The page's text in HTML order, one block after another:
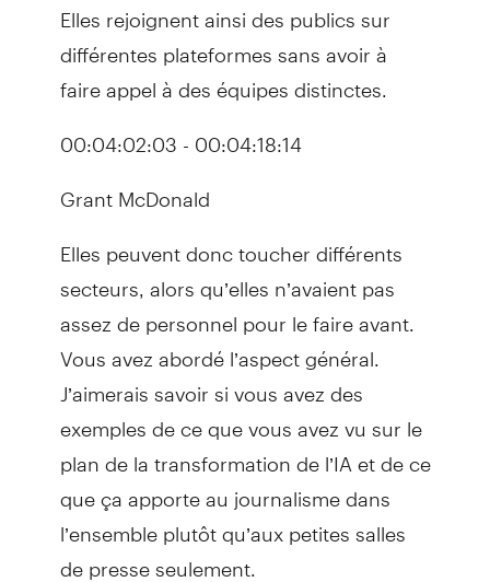
Elles rejoignent ainsi des publics sur
différentes plateformes sans avoir à
faire appel à des équipes distinctes.
00:04:02:03 - 00:04:18:14
Grant McDonald
Elles peuvent donc toucher différents
secteurs, alors qu’elles n’avaient pas
assez de personnel pour le faire avant.
Vous avez abordé l’aspect général.
J’aimerais savoir si vous avez des
exemples de ce que vous avez vu sur le
plan de la transformation de l’IA et de ce
que ça apporte au journalisme dans
l’ensemble plutôt qu’aux petites salles
de presse seulement.